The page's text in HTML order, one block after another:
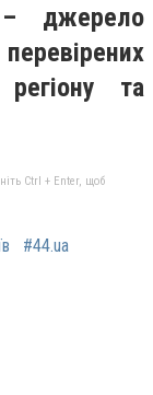
джерело
та
Ctrl + Enter, щоб
#44.ua